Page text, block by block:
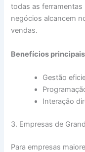
todas as ferramentas
negócios alcancem
vendas.
Benefícios
Gestão
Interação
3. Empresas de
Para empresas